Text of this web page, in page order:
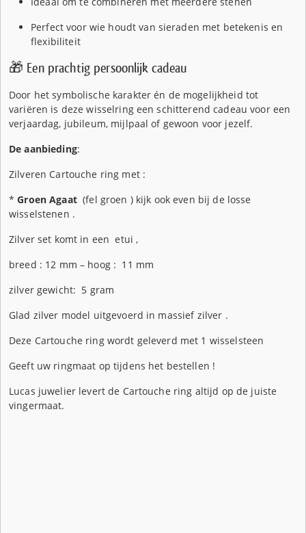
Perfect voor wie houdt van sieraden met betekenis en
flexibiliteit
🎁 Een prachtig persoonlijk cadeau
Door het symbolische karakter én de mogelijkheid tot
variëren is deze wisselring een schitterend cadeau voor een
verjaardag, jubileum, mijlpaal of gewoon voor jezelf.
De aanbieding:
Zilveren Cartouche ring met :
*Groen Agaat (fel groen ) kijk ook even bij de losse
wisselstenen .
Zilver set komt in een etui ,
breed : 12 mm – hoog : 11 mm
zilver gewicht: 5 gram
Glad zilver model uitgevoerd in massief zilver .
Deze Cartouche ring wordt geleverd met 1 wisselsteen
Geeft uw ringmaat op tijdens het bestellen !
Lucas juwelier levert de Cartouche ring altijd op de juiste
vingermaat.